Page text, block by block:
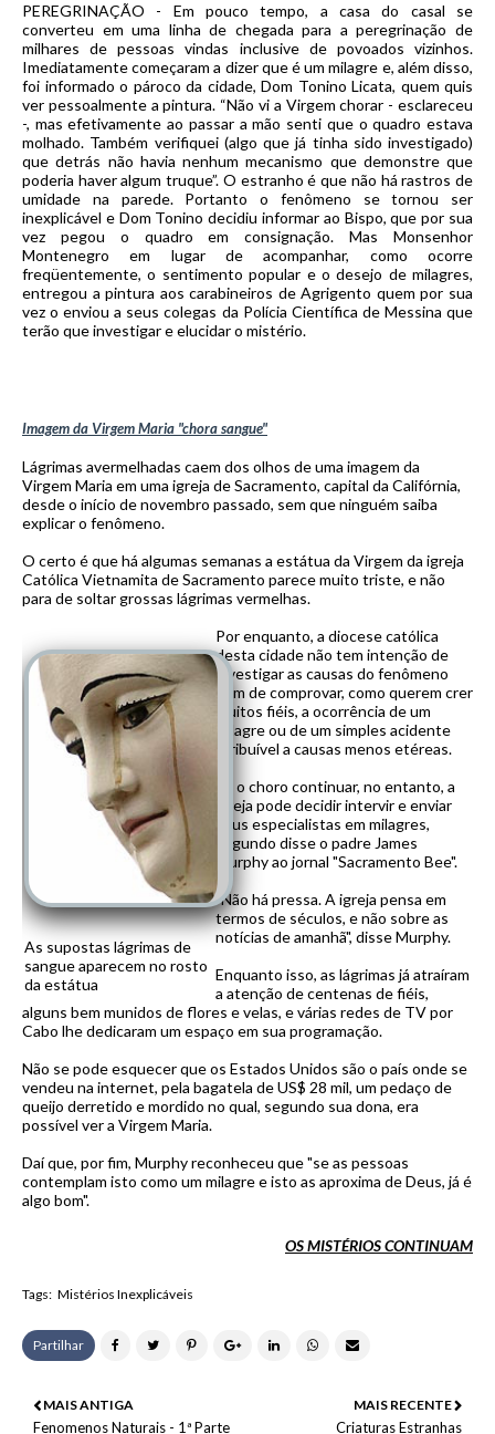
PEREGRINAÇÃO - Em pouco tempo, a casa do casal se
converteu em uma linha de chegada para a peregrinação de
milhares de pessoas vindas inclusive de povoados vizinhos.
Imediatamente começaram a dizer que é um milagre e, além disso,
foi informado o pároco da cidade, Dom Tonino Licata, quem quis
ver pessoalmente a pintura. “Não vi a Virgem chorar - esclareceu
-, mas efetivamente ao passar a mão senti que o quadro estava
molhado. Também verifiquei (algo que já tinha sido investigado)
que detrás não havia nenhum mecanismo que demonstre que
poderia haver algum truque”. O estranho é que não há rastros de
umidade na parede. Portanto o fenômeno se tornou ser
inexplicável e Dom Tonino decidiu informar ao Bispo, que por sua
vez pegou o quadro em consignação. Mas Monsenhor
Montenegro em lugar de acompanhar, como ocorre
freqüentemente, o sentimento popular e o desejo de milagres,
entregou a pintura aos carabineiros de Agrigento quem por sua
vez o enviou a seus colegas da Polícia Científica de Messina que
terão que investigar e elucidar o mistério.
Imagem da Virgem Maria "chora sangue"
Lágrimas avermelhadas caem dos olhos de uma imagem da
Virgem Maria em uma igreja de Sacramento, capital da Califórnia,
desde o início de novembro passado, sem que ninguém saiba
explicar o fenômeno.
O certo é que há algumas semanas a estátua da Virgem da igreja
Católica Vietnamita de Sacramento parece muito triste, e não
para de soltar grossas lágrimas vermelhas.
As supostas lágrimas de
sangue aparecem no rosto
da estátua
Por enquanto, a diocese católica
desta cidade não tem intenção de
investigar as causas do fenômeno
nem de comprovar, como querem crer
muitos fiéis, a ocorrência de um
milagre ou de um simples acidente
atribuível a causas menos etéreas.
Se o choro continuar, no entanto, a
igreja pode decidir intervir e enviar
seus especialistas em milagres,
segundo disse o padre James
Murphy ao jornal "Sacramento Bee".
"Não há pressa. A igreja pensa em
termos de séculos, e não sobre as
notícias de amanhã", disse Murphy.
Enquanto isso, as lágrimas já atraíram
a atenção de centenas de fiéis,
alguns bem munidos de flores e velas, e várias redes de TV por
Cabo lhe dedicaram um espaço em sua programação.
Não se pode esquecer que os Estados Unidos são o país onde se
vendeu na internet, pela bagatela de US$ 28 mil, um pedaço de
queijo derretido e mordido no qual, segundo sua dona, era
possível ver a Virgem Maria.
Daí que, por fim, Murphy reconheceu que "se as pessoas
contemplam isto como um milagre e isto as aproxima de Deus, já é
algo bom".
OS MISTÉRIOS CONTINUAM
Tags: Mistérios Inexplicáveis
Partilhar
MAIS RECENTE
Criaturas Estranhas
MAIS ANTIGA
Fenomenos Naturais - 1ª Parte